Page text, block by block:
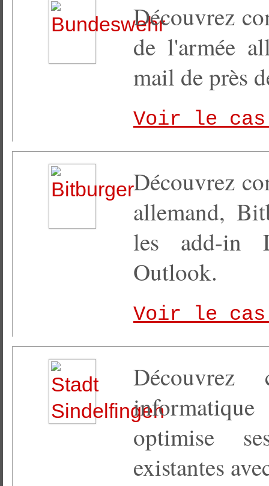
Découvrez
de l'armée
mail de près
Voir le cas
Découvrez
allemand,
les add-in
Outlook.
Voir le cas
Découvrez
optimise
existantes